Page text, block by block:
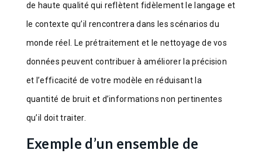
de haute qualité qui reflètent fidèlement le langage et
le contexte qu’il rencontrera dans les scénarios du
monde réel. Le prétraitement et le nettoyage de vos
données peuvent contribuer à améliorer la précision
et l’efficacité de votre modèle en réduisant la
quantité de bruit et d’informations non pertinentes
qu’il doit traiter.
Exemple d’un ensemble de